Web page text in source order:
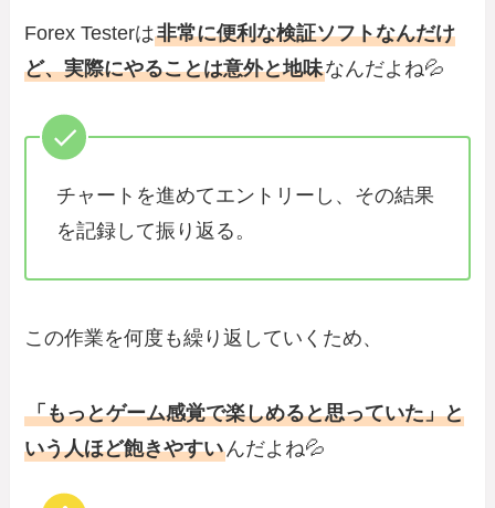
Forex Testerは非常に便利な検証ソフトなんだけ
ど、実際にやることは意外と地味なんだよね💦
チャートを進めてエントリーし、その結果
を記録して振り返る。
この作業を何度も繰り返していくため、
「もっとゲーム感覚で楽しめると思っていた」と
いう人ほど飽きやすいんだよね💦